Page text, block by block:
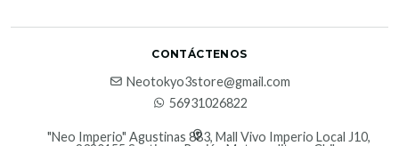
CONTÁCTENOS
Neotokyo3store@gmail.com
56931026822
"Neo Imperio" Agustinas 883, Mall Vivo Imperio Local J10,